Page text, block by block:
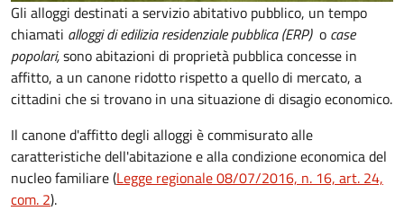
Gli alloggi destinati a servizio abitativo pubblico, un tempo
chiamati alloggi di edilizia residenziale pubblica (ERP)o case
popolari,sono abitazioni di proprietà pubblica concesse in
affitto, a un canone ridotto rispetto a quello di mercato, a
cittadini che si trovano in una situazione di disagio economico.
Il canone d'affitto degli alloggi è commisurato alle
caratteristiche dell'abitazione e alla condizione economica del
nucleo familiare (Legge regionale 08/07/2016, n. 16, art. 24,
com. 2).